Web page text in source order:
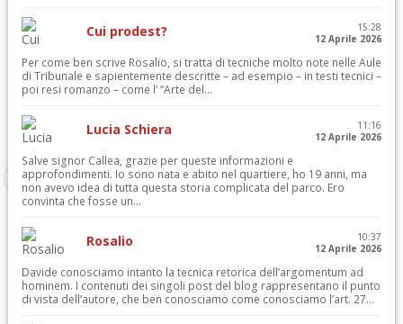
Cui prodest?
15:28
12 Aprile 2026
Per come ben scrive Rosalio, si tratta di tecniche molto note nelle Aule
di Tribunale e sapientemente descritte – ad esempio – in testi tecnici –
poi resi romanzo – come l’ “Arte del...
Lucia Schiera
11:16
12 Aprile 2026
Salve signor Callea, grazie per queste informazioni e
approfondimenti. Io sono nata e abito nel quartiere, ho 19 anni, ma
non avevo idea di tutta questa storia complicata del parco. Ero
convinta che fosse un...
Rosalio
10:37
12 Aprile 2026
Davide conosciamo intanto la tecnica retorica dell’argomentum ad
hominem. I contenuti dei singoli post del blog rappresentano il punto
di vista dell’autore, che ben conosciamo come conosciamo l’art. 27...